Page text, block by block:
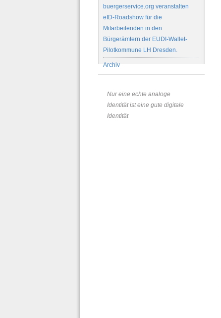
buergerservice.org veranstalten
eID-Roadshow für die
Mitarbeitenden in den
Bürgerämtern der EUDI-Wallet-
Pilotkommune LH Dresden.
Archiv
Nur eine echte analoge
Identität ist eine gute digitale
Identität